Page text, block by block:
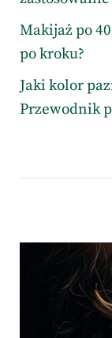
Makijaż po
po kroku?
Jaki kolor
Przewodnik